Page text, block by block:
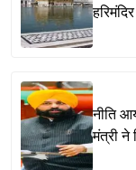
नीति
मंत्री ने